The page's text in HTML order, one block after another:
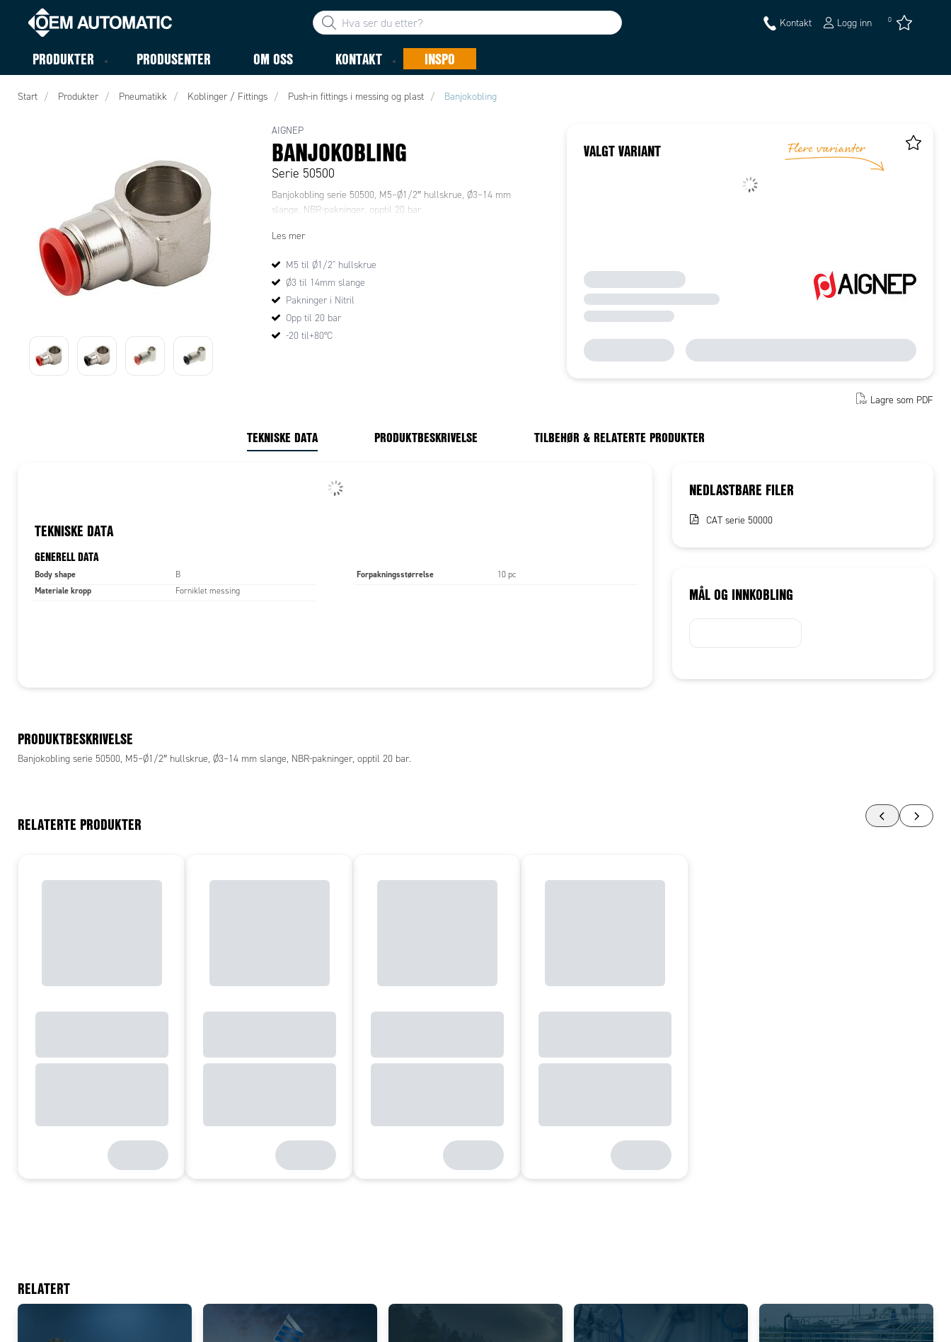
Kontakt Logg inn 0
PRODUKTER PRODUSENTER OM OSS KONTAKT INSPO
Start Produkter Pneumatikk Koblinger / Fittings Push-in fittings i messing og plast Banjokobling
AIGNEP
BANJOKOBLING
Serie 50500
Banjokobling serie 50500, M5–Ø1/2″ hullskrue, Ø3–14 mm
slange, NBR-pakninger, opptil 20 bar.
Les mer
M5 til Ø1/2" hullskrue
Ø3 til 14mm slange
Pakninger i Nitril
Opp til 20 bar
-20 til+80°C
VALGT VARIANT
Lagre som PDF
TEKNISKE DATA PRODUKTBESKRIVELSE TILBEHØR & RELATERTE PRODUKTER
TEKNISKE DATA
GENERELL DATA
Body shape B
Materiale kropp Forniklet messing
Forpakningsstørrelse 10 pc
NEDLASTBARE FILER
CAT serie 50000
MÅL OG INNKOBLING
PRODUKTBESKRIVELSE
Banjokobling serie 50500, M5–Ø1/2″ hullskrue, Ø3–14 mm slange, NBR-pakninger, opptil 20 bar.
RELATERTE PRODUKTER
RELATERT